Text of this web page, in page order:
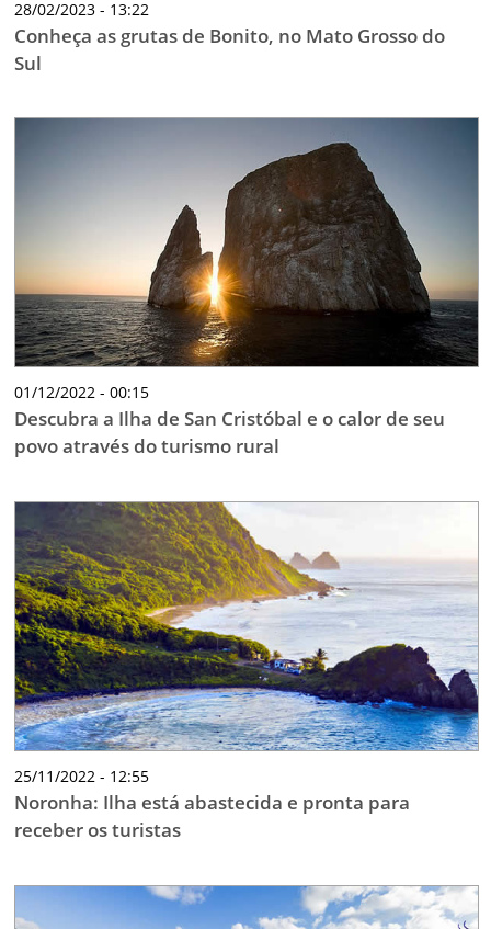
28/02/2023 - 13:22
Conheça as grutas de Bonito, no Mato Grosso do
Sul
01/12/2022 - 00:15
Descubra a Ilha de San Cristóbal e o calor de seu
povo através do turismo rural
25/11/2022 - 12:55
Noronha: Ilha está abastecida e pronta para
receber os turistas